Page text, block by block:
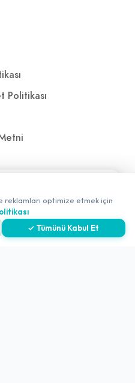
Politikası
Adatepe Mah.
reklamları optimize etmek için
✓ Tümünü Kabul Et
✖